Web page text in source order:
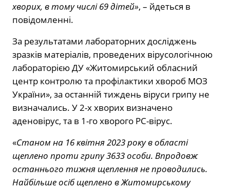
хворих, в тому числі 69 дітей», – йдеться в
повідомленні.
За результатами лабораторних досліджень
зразків матеріалів, проведених вірусологічною
лабораторією ДУ «Житомирський обласний
центр контролю та профілактики хвороб МОЗ
України», за останній тиждень віруси грипу не
визначались. У 2-х хворих визначено
аденовірус, та в 1-го хворого РС-вірус.
«Станом на 16 квітня 2023 року в області
щеплено проти грипу 3633 особи. Впродовж
останнього тижня щеплення не проводились.
Найбільше осіб щеплено в Житомирському